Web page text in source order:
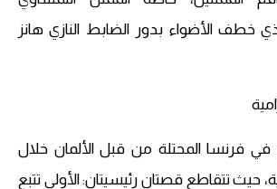
خطف الأضواء بدور الضابط النازي هانز
في فرنسا المحتلة من قبل الألمان خلال
حيث تتقاطع قصتان رئيسيتان: الأولى تتبع